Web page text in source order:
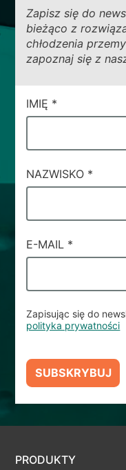
Zapisz się do
bieżąco z
chłodzenia
zapoznaj się z
CAMPI
DI
#71
IMIĘ *
NAZWISKO *
E-MAIL *
Zapisując się do
polityka prywatności
SUBSKRYBUJ
PRODUKTY